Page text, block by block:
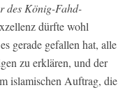
des König-Fahd-
dürfte wohl
gerade gefallen hat, alle
zu erklären, und der
islamischen Auftrag, die